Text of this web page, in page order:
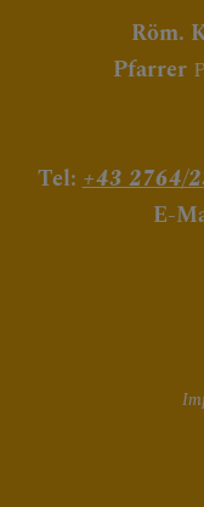
Röm.
Pfarrer
Tel: +43 2764/
E-